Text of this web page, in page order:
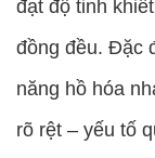
đạt độ tinh
đồng đều. Đặc
năng hồ hóa
rõ rệt – yếu tố